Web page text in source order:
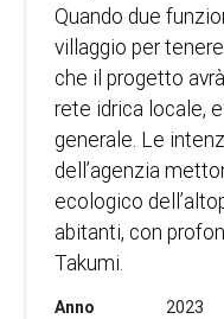
Quando due
villaggio per
che il progetto
rete idrica locale,
generale. Le
dell’agenzia
ecologico
abitanti, con
Takumi.
Anno
2023